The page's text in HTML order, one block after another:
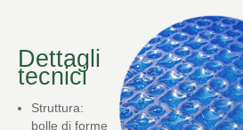
Dettagli
tecnici
Struttura:
bolle di forme